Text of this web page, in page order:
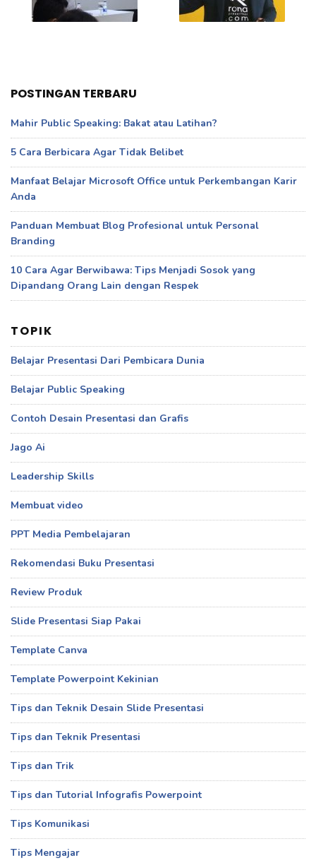
POSTINGAN TERBARU
Mahir Public Speaking: Bakat atau Latihan?
5 Cara Berbicara Agar Tidak Belibet
Manfaat Belajar Microsoft Office untuk Perkembangan Karir
Anda
Panduan Membuat Blog Profesional untuk Personal
Branding
10 Cara Agar Berwibawa: Tips Menjadi Sosok yang
Dipandang Orang Lain dengan Respek
TOPIK
Belajar Presentasi Dari Pembicara Dunia
Belajar Public Speaking
Contoh Desain Presentasi dan Grafis
Jago Ai
Leadership Skills
Membuat video
PPT Media Pembelajaran
Rekomendasi Buku Presentasi
Review Produk
Slide Presentasi Siap Pakai
Template Canva
Template Powerpoint Kekinian
Tips dan Teknik Desain Slide Presentasi
Tips dan Teknik Presentasi
Tips dan Trik
Tips dan Tutorial Infografis Powerpoint
Tips Komunikasi
Tips Mengajar